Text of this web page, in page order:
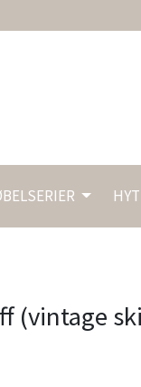
(vintage